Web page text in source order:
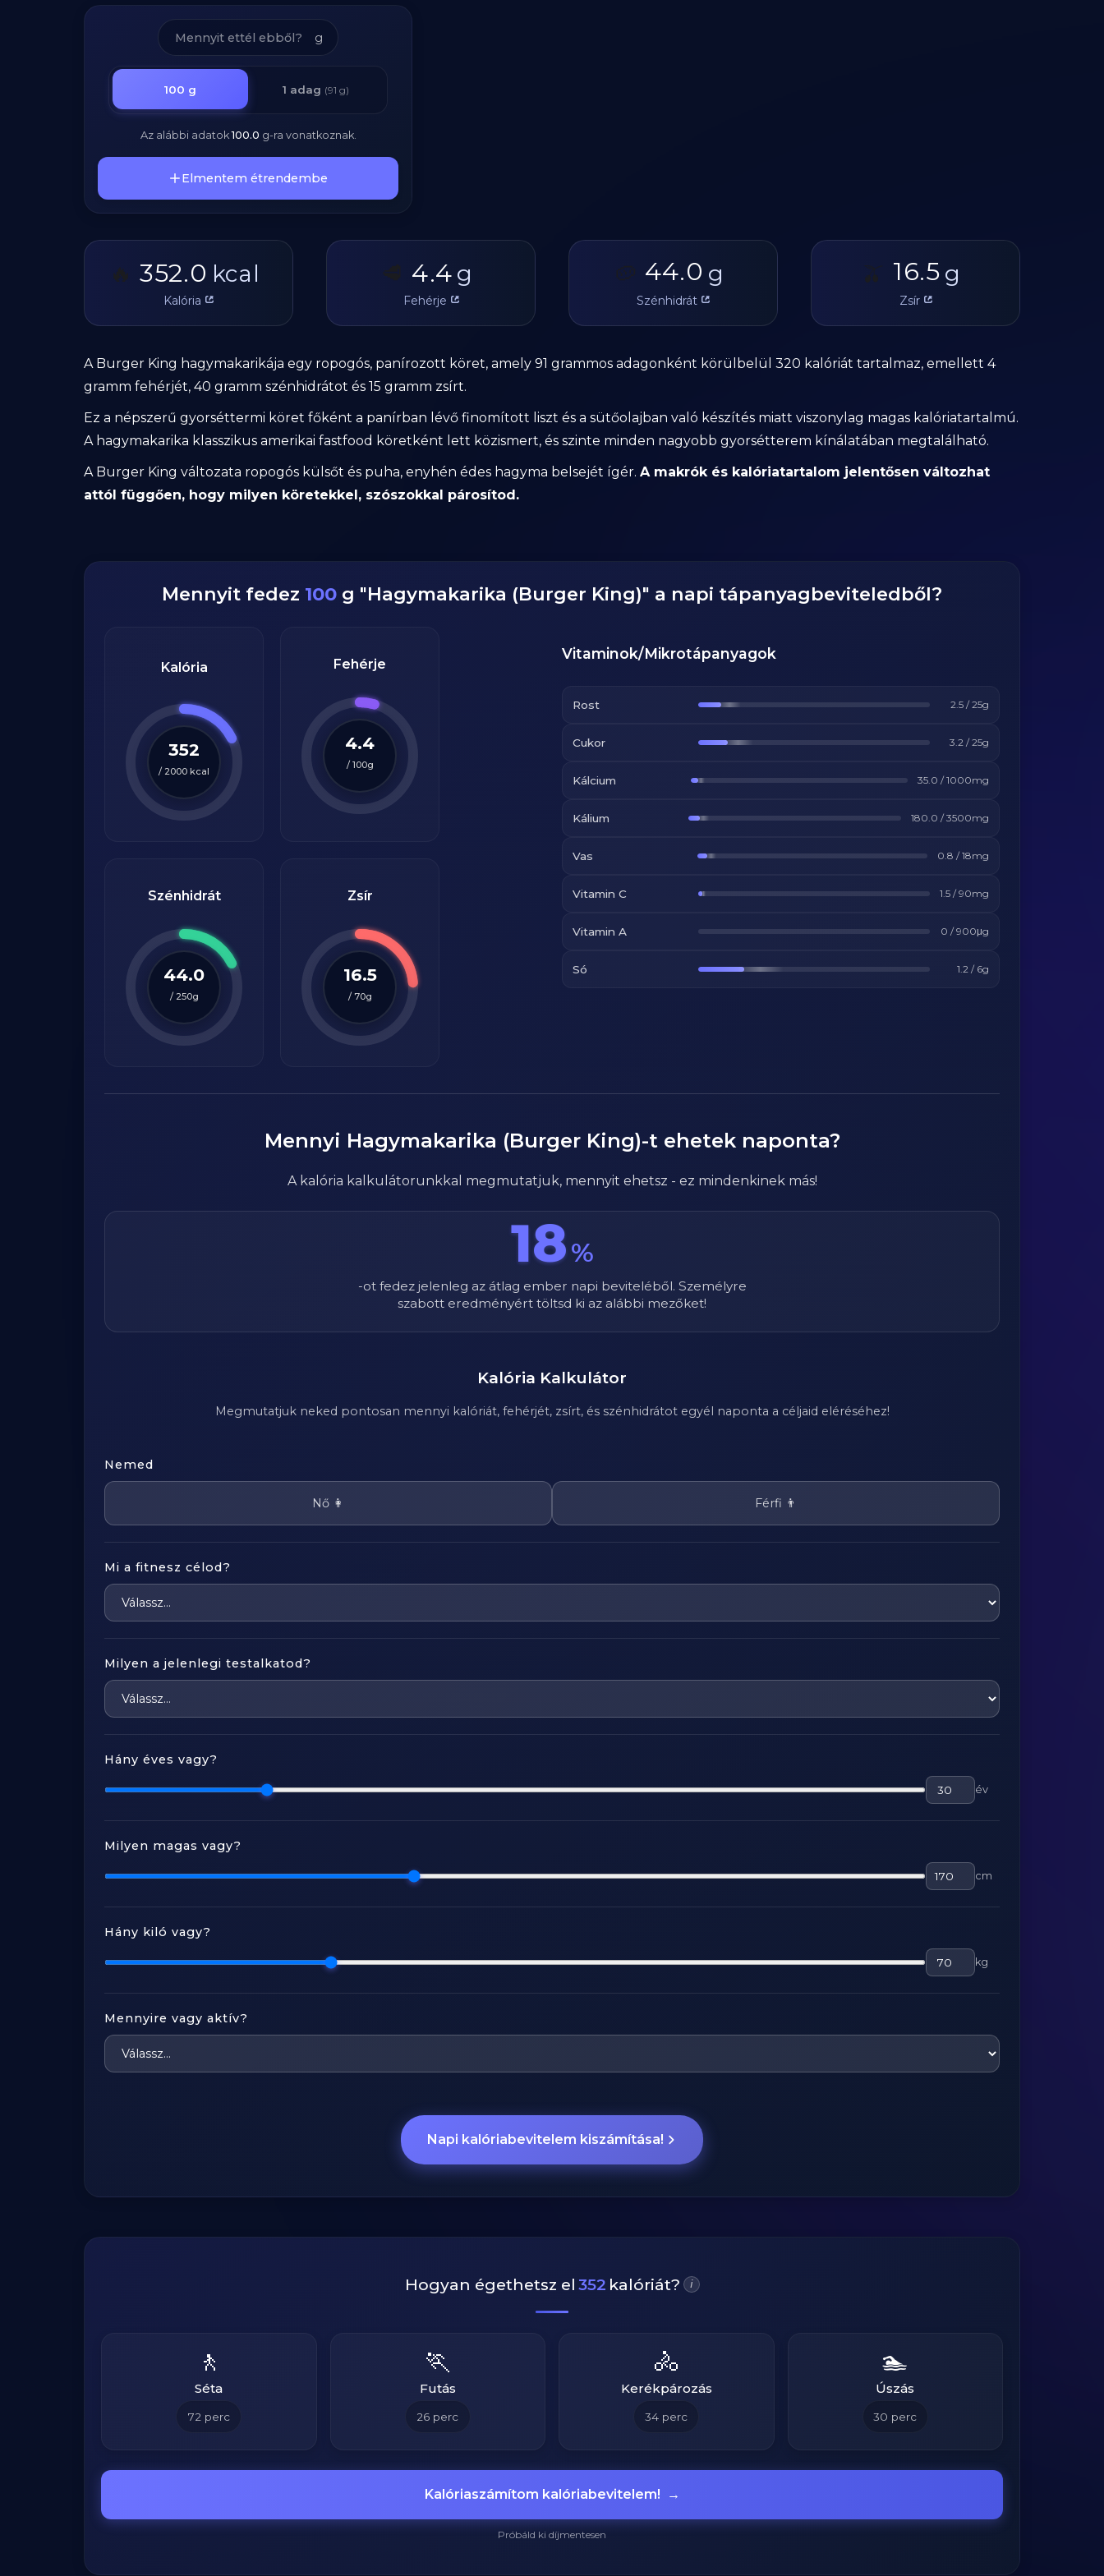
g
100 g 1 adag (91 g)
Az alábbi adatok100.0 g-ra vonatkoznak.
Elmentem étrendembe
🔥 352.0 kcal
Kalória
🥩 4.4 g
Fehérje
🥔 44.0 g
Szénhidrát
🫒 16.5 g
Zsír
A Burger King hagymakarikája egy ropogós, panírozott köret, amely 91 grammos adagonként körülbelül 320 kalóriát tartalmaz, emellett 4
gramm fehérjét, 40 gramm szénhidrátot és 15 gramm zsírt.
Ez a népszerű gyorséttermi köret főként a panírban lévő finomított liszt és a sütőolajban való készítés miatt viszonylag magas kalóriatartalmú.
A hagymakarika klasszikus amerikai fastfood köretként lett közismert, és szinte minden nagyobb gyorsétterem kínálatában megtalálható.
A Burger King változata ropogós külsőt és puha, enyhén édes hagyma belsejét ígér. A makrók és kalóriatartalom jelentősen változhat
attól függően, hogy milyen köretekkel, szószokkal párosítod.
Mennyit fedez 100 g "Hagymakarika (Burger King)" a napi tápanyagbeviteledből?
Kalória
352
/ 2000 kcal
Fehérje
4.4
/100g
Szénhidrát
44.0
/ 250g
Zsír
16.5
/70g
Vitaminok/Mikrotápanyagok
Rost 2.5 /25g
Cukor 3.2 /25g
Kálcium 35.0 /1000mg
Kálium 180.0 /3500mg
Vas 0.8 /18mg
Vitamin C 1.5 /90mg
Vitamin A 0 /900μg
Só 1.2 / 6g
Mennyi Hagymakarika (Burger King)-t ehetek naponta?
A kalória kalkulátorunkkal megmutatjuk, mennyit ehetsz - ez mindenkinek más!
18%
-ot fedez jelenleg az átlag ember napi beviteléből. Személyre
szabott eredményért töltsd ki az alábbi mezőket!
Kalória Kalkulátor
Megmutatjuk neked pontosan mennyi kalóriát, fehérjét, zsírt, és szénhidrátot egyél naponta a céljaid eléréséhez!
Nemed
Nő 👩 Férfi 👨
Mi a fitnesz célod?
Milyen a jelenlegi testalkatod?
Hány éves vagy?
év
Milyen magas vagy?
cm
Hány kiló vagy?
kg
Mennyire vagy aktív?
Napi kalóriabevitelem kiszámítása!
Hogyan égethetsz el 352 kalóriát? i
🚶
Séta
72 perc
🏃
Futás
26 perc
🚴
Kerékpározás
34 perc
🏊
Úszás
30 perc
Kalóriaszámítom kalóriabevitelem! →
Próbáld ki díjmentesen